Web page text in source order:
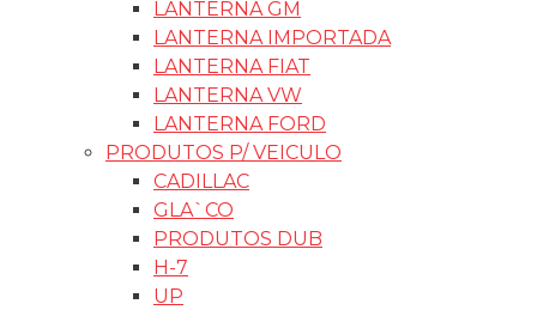
LANTERNA GM
LANTERNA IMPORTADA
LANTERNA FIAT
LANTERNA VW
LANTERNA FORD
PRODUTOS P/ VEICULO
CADILLAC
GLA`CO
PRODUTOS DUB
H-7
UP